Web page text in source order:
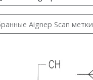
Aignep Scan метки